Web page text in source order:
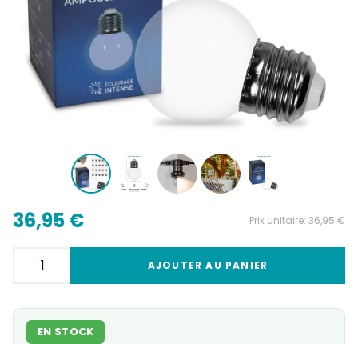
36,95 € Prix unitaire: 36,95 €
AJOUTER AU PANIER
EN STOCK